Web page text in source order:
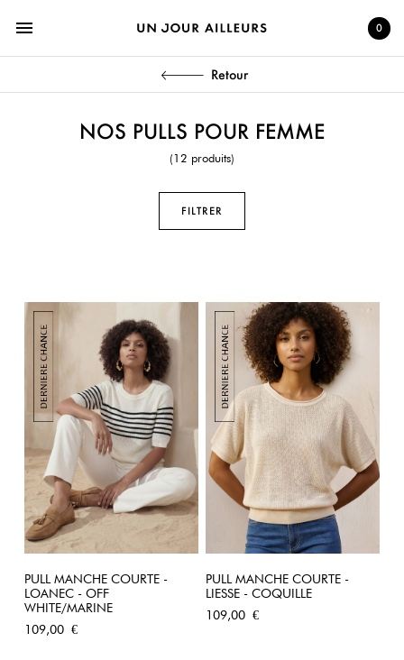
menu 0
Retour
NOS PULLS POUR FEMME
(12 produits)
FILTRER
PULL MANCHE COURTE -
LOANEC - OFF
WHITE/MARINE
Prix
109,00 €
PULL MANCHE COURTE -
LIESSE - COQUILLE
Prix
109,00 €